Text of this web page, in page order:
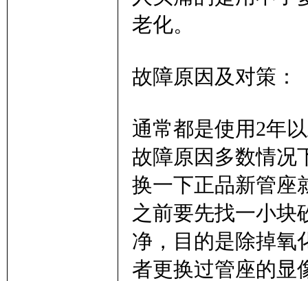
老化。
故障原因及对策：
通常都是使用2年
故障原因多数情况
换一下正品新管座
之前要先找一小块
净，目的是除掉氧
者更换过管座的显